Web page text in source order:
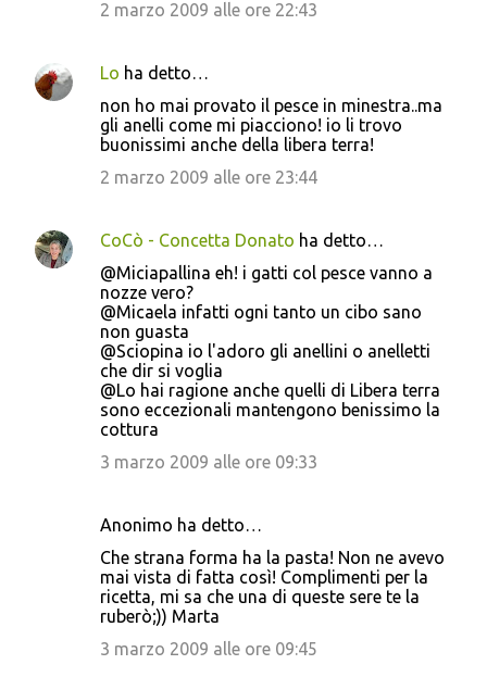
2 marzo 2009 alle ore 22:43
Lo ha detto…
non ho mai provato il pesce in minestra..ma
gli anelli come mi piacciono! io li trovo
buonissimi anche della libera terra!
2 marzo 2009 alle ore 23:44
CoCò - Concetta Donato ha detto…
@Miciapallina eh! i gatti col pesce vanno a
nozze vero?
@Micaela infatti ogni tanto un cibo sano
non guasta
@Sciopina io l'adoro gli anellini o anelletti
che dir si voglia
@Lo hai ragione anche quelli di Libera terra
sono eccezionali mantengono benissimo la
cottura
3 marzo 2009 alle ore 09:33
Anonimo ha detto…
Che strana forma ha la pasta! Non ne avevo
mai vista di fatta così! Complimenti per la
ricetta, mi sa che una di queste sere te la
ruberò;)) Marta
3 marzo 2009 alle ore 09:45